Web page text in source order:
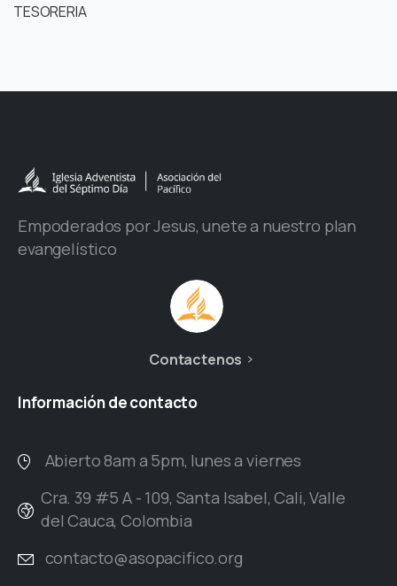
TESORERIA
Empoderados por Jesus, unete a nuestro plan
evangelístico
Contactenos
Informacióndecontacto
Abierto 8am a 5pm, lunes a viernes
Cra. 39 #5 A - 109, Santa Isabel, Cali, Valle
del Cauca, Colombia
contacto@asopacifico.org